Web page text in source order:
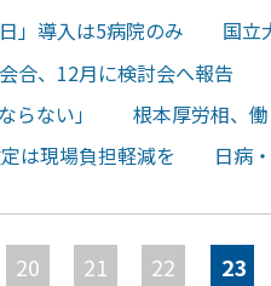
日」導入は5病院のみ 国立
会合、12月に検討会へ報告
ならない」 根本厚労相、働
定は現場負担軽減を 日病
20 21 22 23